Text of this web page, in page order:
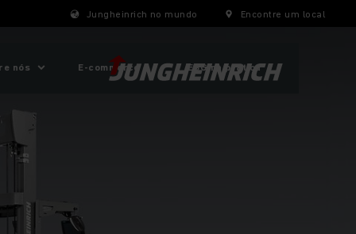
Jungheinrich no mundo Encontre um local
nós E-commerce ESG na prática